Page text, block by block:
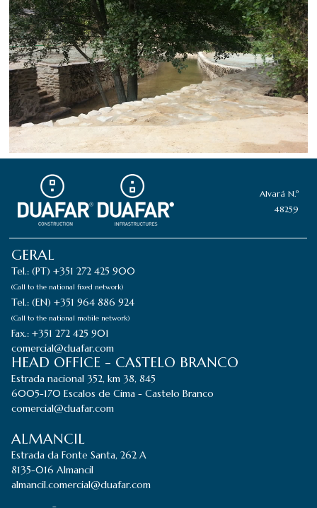
Alvará N.º
48259
GERAL
Tel.: (PT) +351 272 425 900
(Call to the national fixed network)
Tel.: (EN) +351 964 886 924
(Call to the national mobile network)
Fax.: +351 272 425 901
comercial@duafar.com
HEAD OFFICE - CASTELO BRANCO
Estrada nacional 352, km 38, 845
6005-170 Escalos de Cima - Castelo Branco
comercial@duafar.com
ALMANCIL
Estrada da Fonte Santa, 262 A
8135-016 Almancil
almancil.comercial@duafar.com